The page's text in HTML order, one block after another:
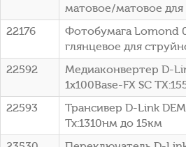
матовое/матовое
22176
Фотобумага Lomond
глянцевое для
22592
Медиаконвертер D-
1x100Base-FX SC
22593
Трансивер D-Link
Tx:1310нм до 15км